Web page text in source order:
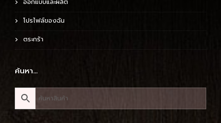
ออกแบบและผลิต
โปรไฟล์ของฉัน
ตระกร้า
ค้นหา…